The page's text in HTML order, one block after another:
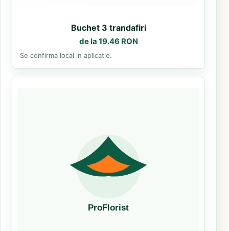
Buchet 3 trandafiri
de la 19.46 RON
Se confirma local in aplicatie.